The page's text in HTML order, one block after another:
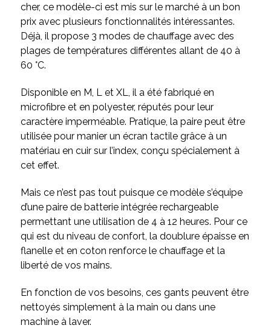
cher, ce modèle-ci est mis sur le marché à un bon
prix avec plusieurs fonctionnalités intéressantes.
Déjà, il propose 3 modes de chauffage avec des
plages de températures différentes allant de 40 à
60 °C.
Disponible en M, L et XL, il a été fabriqué en
microfibre et en polyester, réputés pour leur
caractère imperméable. Pratique, la paire peut être
utilisée pour manier un écran tactile grâce à un
matériau en cuir sur l’index, conçu spécialement à
cet effet.
Mais ce n’est pas tout puisque ce modèle s’équipe
d’une paire de batterie intégrée rechargeable
permettant une utilisation de 4 à 12 heures. Pour ce
qui est du niveau de confort, la doublure épaisse en
flanelle et en coton renforce le chauffage et la
liberté de vos mains.
En fonction de vos besoins, ces gants peuvent être
nettoyés simplement à la main ou dans une
machine à laver.